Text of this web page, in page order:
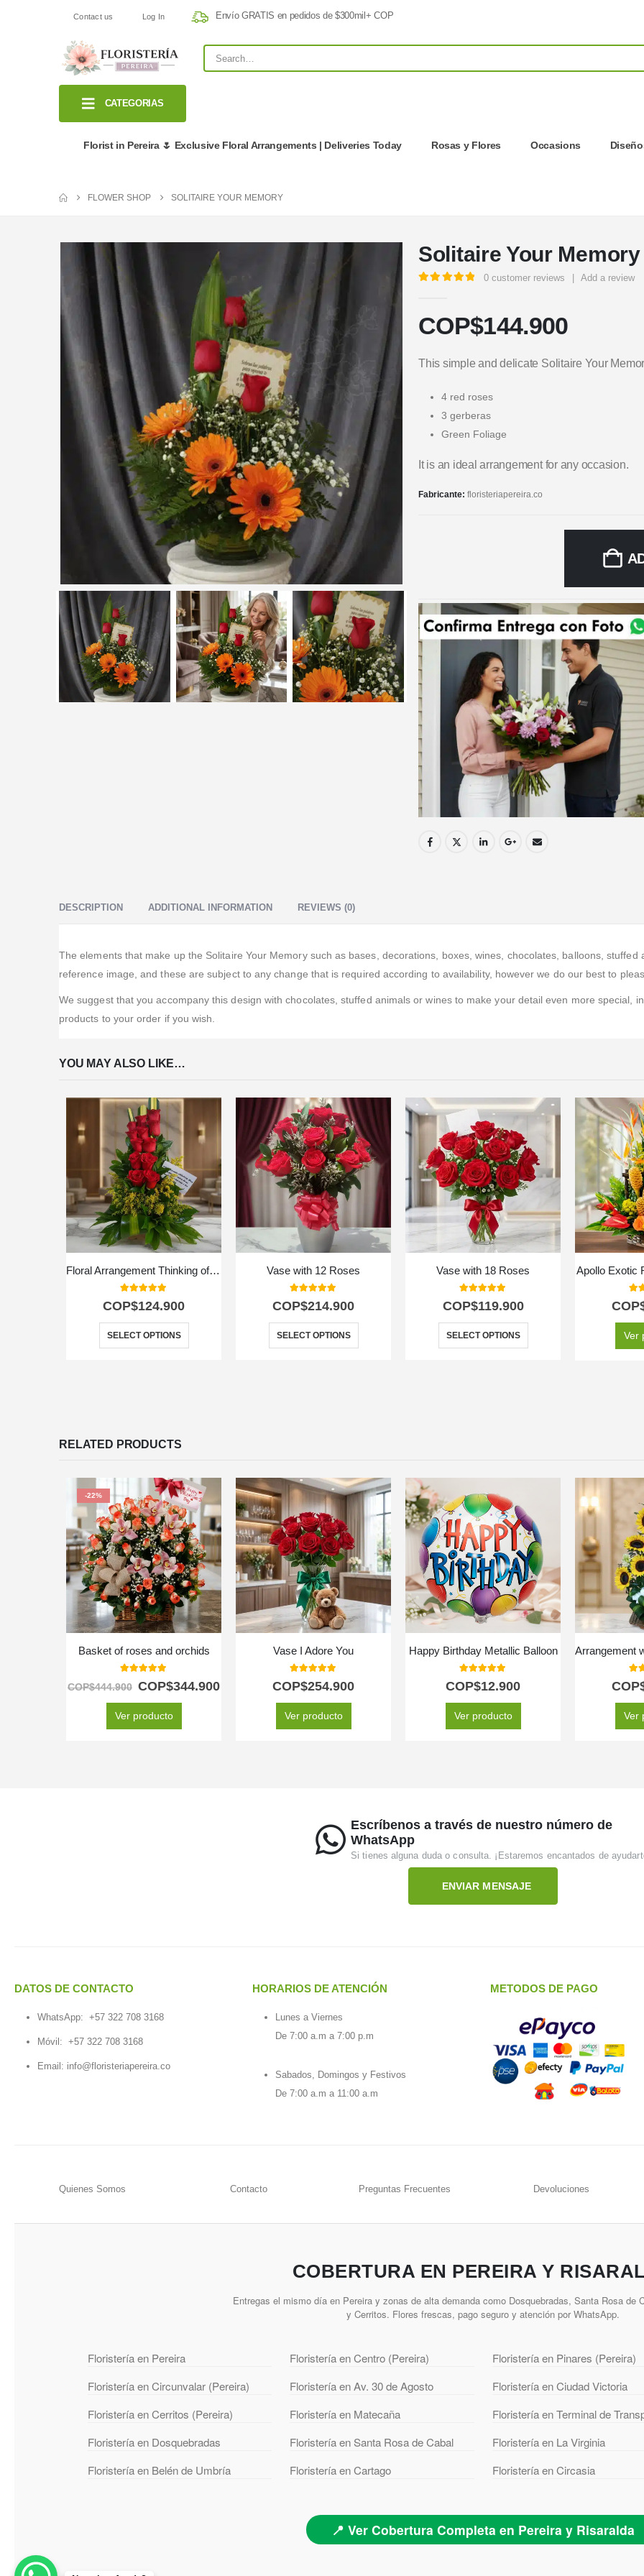
Contact us Log In Envío GRATIS en pedidos de $300mil+ COP
CATEGORIAS
Florist in Pereira 🌷 Exclusive Floral Arrangements | Deliveries Today Rosas y Flores Occasions
FLOWER SHOP SOLITAIRE YOUR MEMORY
Solitaire Your Memory
0 customer reviews Add a review
COP$144.900
This simple and delicate Solitaire Your
4 red roses
3 gerberas
Green Foliage
It is an ideal arrangement for any occasion.
Fabricante: floristeriapereira.co
DESCRIPTION ADDITIONAL INFORMATION REVIEWS (0)
The elements that make up the Solitaire Your Memory such as bases, decorations, boxes, wines, chocolates, balloons,
reference image, and these are subject to any change that is required according to availability, however we do our best to
We suggest that you accompany this design with chocolates, stuffed animals or wines to make your detail even more special,
products to your order if you wish.
YOU MAY ALSO LIKE…
Floral Arrangement Thinking of You
5.00
COP$124.900
SELECT OPTIONS
Vase with 12 Roses
5.00
COP$214.900
SELECT OPTIONS
Vase with 18 Roses
5.00
COP$119.900
SELECT OPTIONS
Apollo Exotic
5.00
Ver
RELATED PRODUCTS
-22%
Basket of roses and orchids
out of 5
COP$444.900 COP$344.900
Ver producto
Vase I Adore You
5.00
COP$254.900
Ver producto
Happy Birthday Metallic Balloon
5.00out of 5
COP$12.900
Ver producto
5.00
Ver
Escríbenos a través de nuestro número de
WhatsApp
Si tienes alguna duda o consulta. ¡Estaremos encantados de
ENVIAR MENSAJE
DATOS DE CONTACTO
WhatsApp: +57 322 708 3168
Móvil: +57 322 708 3168
Email: info@floristeriapereira.co
HORARIOS DE ATENCIÓN
Lunes a Viernes
De 7:00 a.m a 7:00 p.m
Sabados, Domingos y Festivos
De 7:00 a.m a 11:00 a.m
METODOS DE PAGO
Quienes Somos Contacto Preguntas Frecuentes Devoluciones
COBERTURA EN PEREIRA Y
Entregas el mismo día en Pereira y zonas de alta demanda como Dosquebradas, Santa Rosa de
y Cerritos. Flores frescas, pago seguro y atención por WhatsApp.
Floristería en Pereira Floristería en Centro (Pereira) Floristería en Pinares (Pereira)
Floristería en Circunvalar (Pereira)
Floristería en Av. 30 de Agosto Floristería en Ciudad Victoria
Floristería en Cerritos (Pereira)
Floristería en Matecaña Floristería en Terminal de
Floristería en Dosquebradas
Floristería en Santa Rosa de Cabal Floristería en La Virginia
Floristería en Belén de Umbría
Floristería en Cartago Floristería en Circasia
📍 Ver Cobertura Completa en Pereira y Risaralda